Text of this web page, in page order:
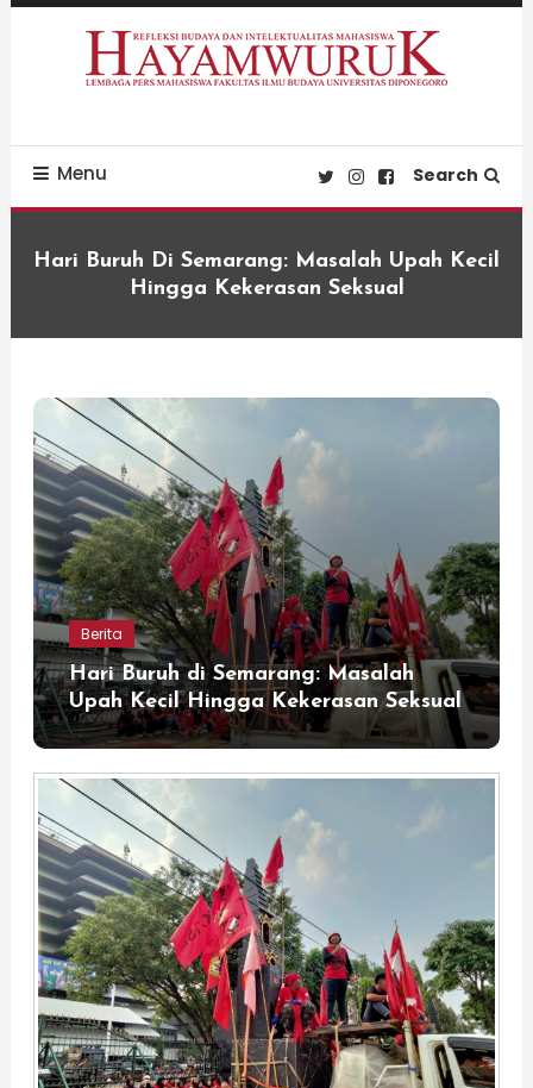
Skip
Menu Search
Hari Buruh Di Semarang: Masalah Upah Kecil
Hingga Kekerasan Seksual
Berita
Hari Buruh di Semarang: Masalah
Upah Kecil Hingga Kekerasan Seksual